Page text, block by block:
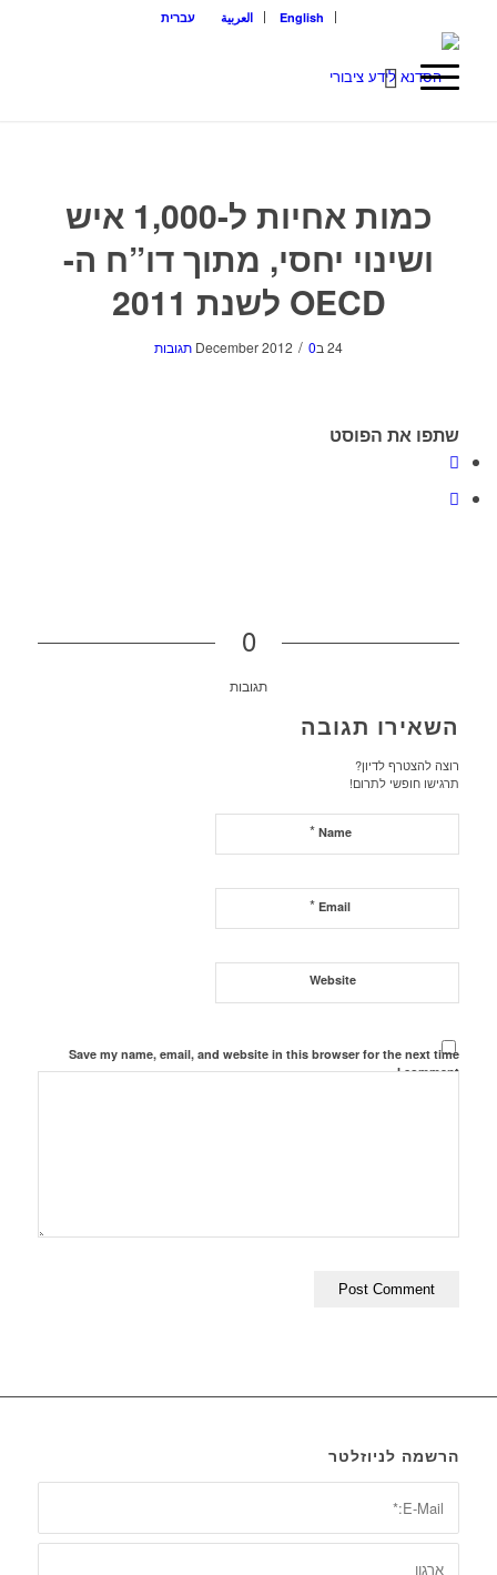
English العربية עברית
כמות אחיות ל-1,000 איש
ושינוי יחסי, מתוך דו”ח ה-
OECD לשנת 2011
24 בDecember 2012 / 0 תגובות
שתפו את הפוסט
0
תגובות
השאירו תגובה
רוצה להצטרף לדיון?
תרגישו חופשי לתרום!
Name
*
Email
*
Website
Save my name, email, and website in this browser for the next time
I comment.
הרשמה לניוזלטר